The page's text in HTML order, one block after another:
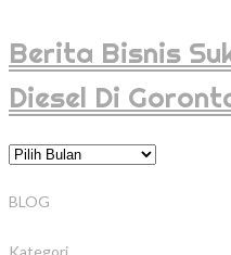
Berita Bisnis
Diesel Di
B
rBLOG
Kategori